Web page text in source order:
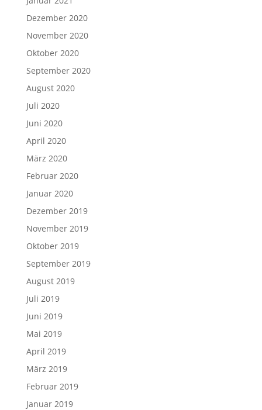
Dezember 2020
November 2020
Oktober 2020
September 2020
August 2020
Juli 2020
Juni 2020
April 2020
März 2020
Februar 2020
Januar 2020
Dezember 2019
November 2019
Oktober 2019
September 2019
August 2019
Juli 2019
Juni 2019
Mai 2019
April 2019
März 2019
Februar 2019
Januar 2019